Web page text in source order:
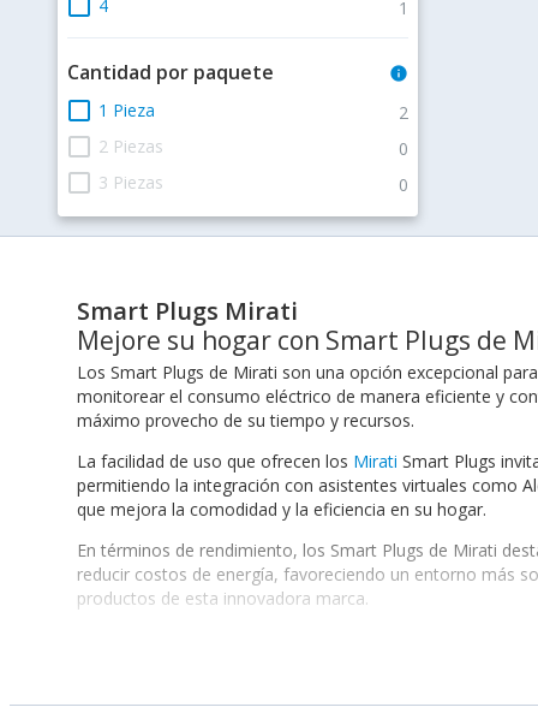
4 1
Cantidad por paquete info
check_box_outline_blank 1 Pieza 2
check_box_outline_blank 2 Piezas 0
check_box_outline_blank 3 Piezas 0
Smart Plugs Mirati
Mejore su hogar con Smart Plugs de
Los Smart Plugs de Mirati son una opción excepcional
monitorear el consumo eléctrico de manera eficiente y
máximo provecho de su tiempo y recursos.
La facilidad de uso que ofrecen los Mirati Smart Plugs
permitiendo la integración con asistentes virtuales como
que mejora la comodidad y la eficiencia en su hogar.
En términos de rendimiento, los Smart Plugs de Mirati
reducir costos de energía, favoreciendo un entorno más
productos de esta innovadora marca.
Control remoto:Permite activar o desactivar aparatos